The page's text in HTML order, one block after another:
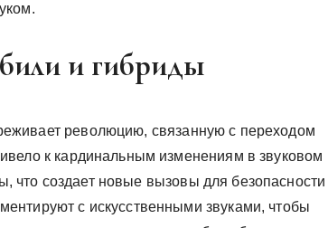
и гибриды
революцию, связанную с переходом
к кардинальным изменениям в звуковом
что создает новые вызовы для безопасности
с искусственными звуками, чтобы